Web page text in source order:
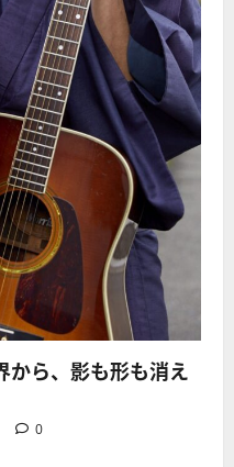
から、影も形も消え
0